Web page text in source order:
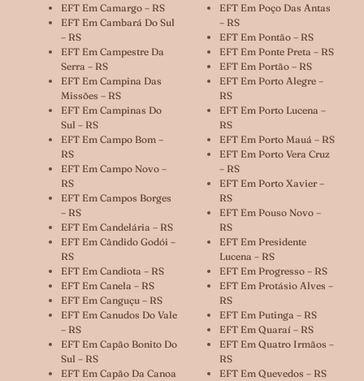
EFT Em Camargo – RS
EFT Em Cambará Do Sul
– RS
EFT Em Campestre Da
Serra – RS
EFT Em Campina Das
Missões – RS
EFT Em Campinas Do
Sul – RS
EFT Em Campo Bom –
RS
EFT Em Campo Novo –
RS
EFT Em Campos Borges
– RS
EFT Em Candelária – RS
EFT Em Cândido Godói –
RS
EFT Em Candiota – RS
EFT Em Canela – RS
EFT Em Canguçu – RS
EFT Em Canudos Do Vale
– RS
EFT Em Capão Bonito Do
Sul – RS
EFT Em Capão Da Canoa
EFT Em Poço Das Antas
– RS
EFT Em Pontão – RS
EFT Em Ponte Preta – RS
EFT Em Portão – RS
EFT Em Porto Alegre –
RS
EFT Em Porto Lucena –
RS
EFT Em Porto Mauá – RS
EFT Em Porto Vera Cruz
– RS
EFT Em Porto Xavier –
RS
EFT Em Pouso Novo –
RS
EFT Em Presidente
Lucena – RS
EFT Em Progresso – RS
EFT Em Protásio Alves –
RS
EFT Em Putinga – RS
EFT Em Quaraí – RS
EFT Em Quatro Irmãos –
RS
EFT Em Quevedos – RS